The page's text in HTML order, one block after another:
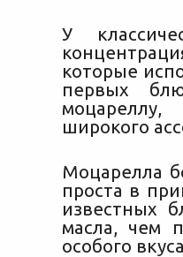
У
которые
первых
широкого
Моцарелла
проста в
известных
масла, чем
особого